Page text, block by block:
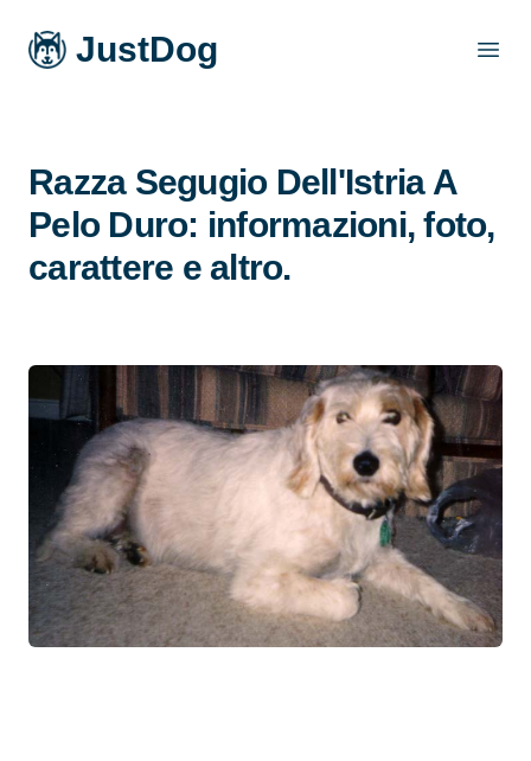
JustDog
Razza Segugio Dell'Istria A
Pelo Duro: informazioni, foto,
carattere e altro.